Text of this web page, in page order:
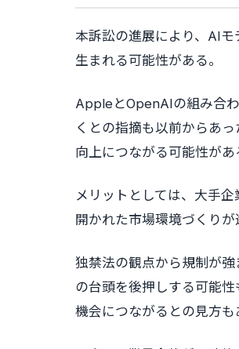
本訴訟の進展により、AI
生まれる可能性がある。
AppleとOpenAIの組み合
くとの指摘も以前からあ
向上につながる可能性があ
メリットとしては、大手
開かれた市場環境づくりが
独禁法の観点から規制が
の台頭を後押しする可能
機会につながるとの見方も